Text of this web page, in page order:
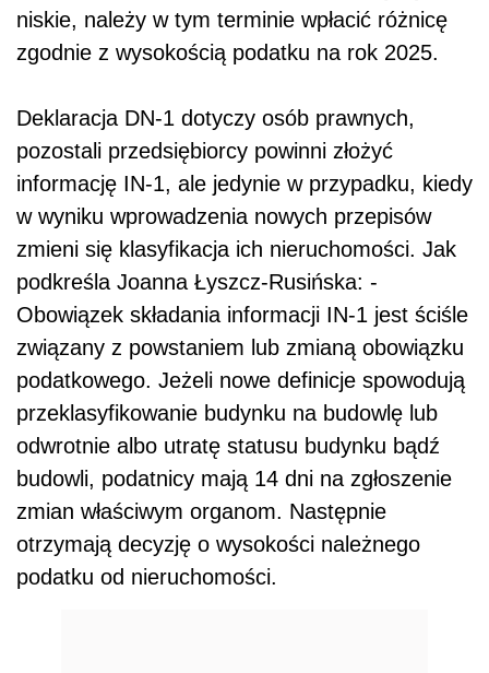
niskie, należy w tym terminie wpłacić różnicę
zgodnie z wysokością podatku na rok 2025.
Deklaracja DN-1 dotyczy osób prawnych,
pozostali przedsiębiorcy powinni złożyć
informację IN-1, ale jedynie w przypadku, kiedy
w wyniku wprowadzenia nowych przepisów
zmieni się klasyfikacja ich nieruchomości. Jak
podkreśla Joanna Łyszcz-Rusińska: -
Obowiązek składania informacji IN-1 jest ściśle
związany z powstaniem lub zmianą obowiązku
podatkowego. Jeżeli nowe definicje spowodują
przeklasyfikowanie budynku na budowlę lub
odwrotnie albo utratę statusu budynku bądź
budowli, podatnicy mają 14 dni na zgłoszenie
zmian właściwym organom. Następnie
otrzymają decyzję o wysokości należnego
podatku od nieruchomości.